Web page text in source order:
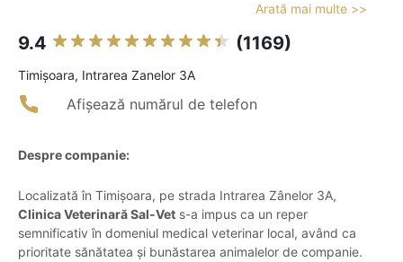
Arată mai multe >>
9.4 (1169)
Timişoara, Intrarea Zanelor 3A
Afișează numărul de telefon
Despre companie:
Localizată în Timișoara, pe strada Intrarea Zânelor 3A,
Clinica Veterinară Sal-Vet s-a impus ca un reper
semnificativ în domeniul medical veterinar local, având ca
prioritate sănătatea și bunăstarea animalelor de companie.